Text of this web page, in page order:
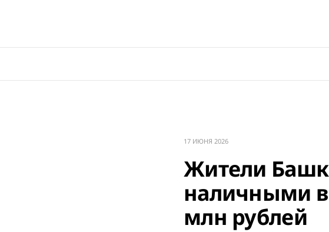
17 ИЮНЯ 2026
Жители
наличными в
млн рублей